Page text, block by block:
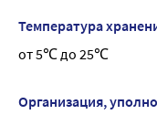
уникальные
его в косметические
Температура
от 5℃ до 25℃
Организация,